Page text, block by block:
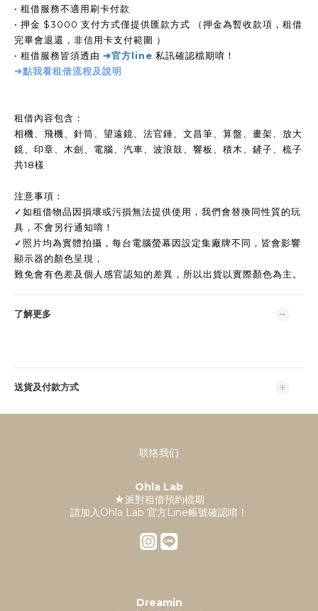
• 租借服務不適用刷卡付款
• 押金 $3000 支付方式僅提供匯款方式 （押金為暫收款項，租借
完畢會退還，非信用卡支付範圍 ）
• 租借服務皆須透由 ➜官方line 私訊確認檔期唷！
➜點我看租借流程及說明
租借內容包含：
相機、 飛機、 針筒、 望遠鏡 法官錘、 文昌筆、算盤 、畫架
放大
鏡 、印章 木劍 、電腦、汽車、波浪鼓、響板、積木、鏟子、梳子
共18樣
注意事項：
✓如租借物品因損壞或污損無法提供使用，我們會替換同性質的玩
具，不會另行通知唷！
✓ 照片均為實體拍攝， 每台電腦螢幕因設定集廠牌不同， 皆會影響
顯示器的顏色呈現，
難免會有色差及個人感官認知的差異， 所以出貨以實際顏色為主。
了解更多
送貨及付款方式
联络我们
Ohla Lab
★派對租借預約檔期
請加入Ohla Lab 官方Line帳號確認唷！
Dreamin